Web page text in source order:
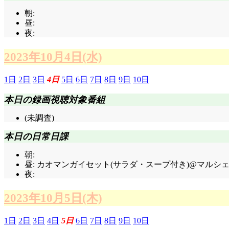
朝:
昼:
夜:
2023年10月4日(水)
1日 2日 3日 4日 5日 6日 7日 8日 9日 10日
本日の録画視聴対象番組
(未調査)
本日の日常日課
朝:
昼: カオマンガイセット(サラダ・スープ付き)@マルシ
夜:
2023年10月5日(木)
1日 2日 3日 4日 5日 6日 7日 8日 9日 10日